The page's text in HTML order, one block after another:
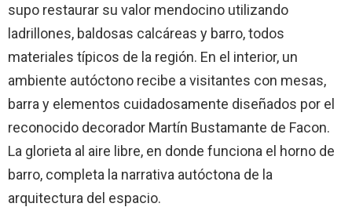
supo restaurar su valor mendocino utilizando
ladrillones, baldosas calcáreas y barro, todos
materiales típicos de la región. En el interior, un
ambiente autóctono recibe a visitantes con mesas,
barra y elementos cuidadosamente diseñados por el
reconocido decorador Martín Bustamante de Facon.
La glorieta al aire libre, en donde funciona el horno de
barro, completa la narrativa autóctona de la
arquitectura del espacio.